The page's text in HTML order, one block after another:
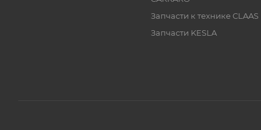
Запчасти к технике CLAAS
Запчасти KESLA